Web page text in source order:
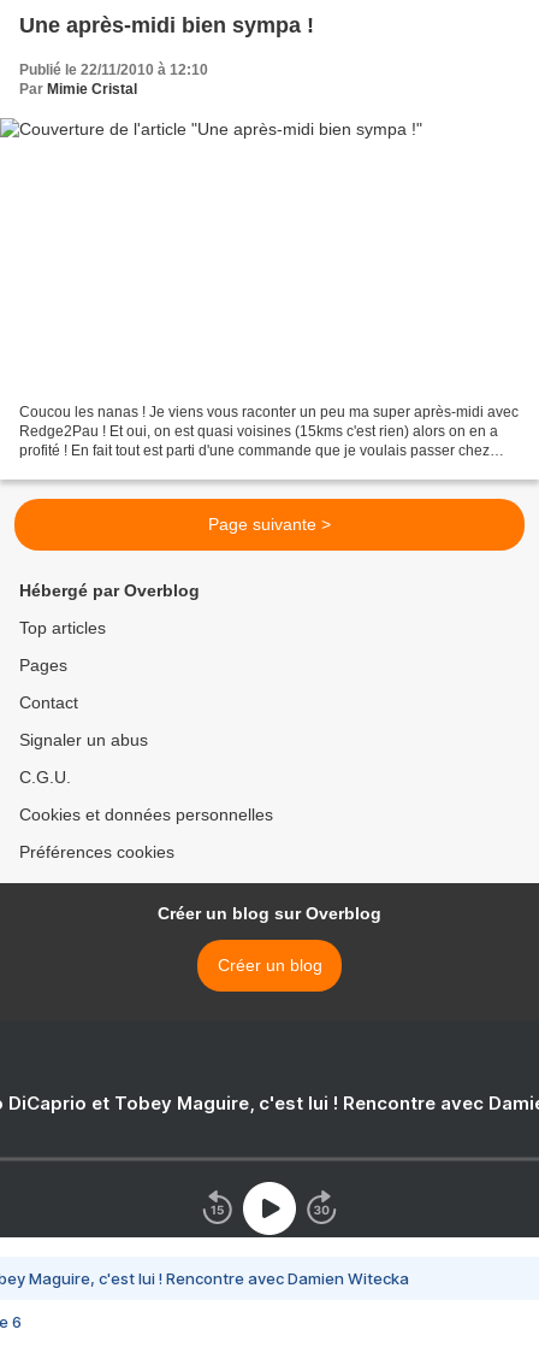
Une après-midi bien sympa !
Publié le 22/11/2010 à 12:10
Par Mimie Cristal
Coucou les nanas ! Je viens vous raconter un peu ma super après-midi avec
Redge2Pau ! Et oui, on est quasi voisines (15kms c'est rien) alors on en a
profité ! En fait tout est parti d'une commande que je voulais passer chez
Page suivante >
Hébergé par Overblog
Top articles
Pages
Contact
Signaler un abus
C.G.U.
Cookies et données personnelles
Préférences cookies
Créer un blog sur Overblog
Créer un blog
DiCaprio et Tobey Maguire, c'est lui ! Rencontre avec
Maguire, c'est lui ! Rencontre avec Damien Witecka
6